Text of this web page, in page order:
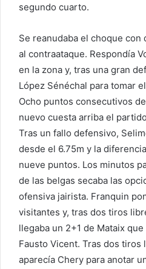
segundo cuarto.
Se reanudaba el choque
al contraataque. Respondía
en la zona y, tras una gran
López Sénéchal para tomar
Ocho puntos consecutivos
nuevo cuesta arriba el
Tras un fallo defensivo,
desde el 6.75m y la
nueve puntos. Los minutos
de las belgas secaba las
ofensiva jairista. Franquin
visitantes y, tras dos tiros
llegaba un 2+1 de Mataix
Fausto Vicent. Tras dos tiros
aparecía Chery para anotar